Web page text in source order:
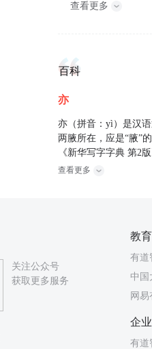
查看更多
百科
亦
亦（拼音：yì）是汉
两腋所在，应是“腋”
《新华写字字典 第2
查看更多
关注公众号
获取更多服务
教育
有道
中国
网
企业
有道